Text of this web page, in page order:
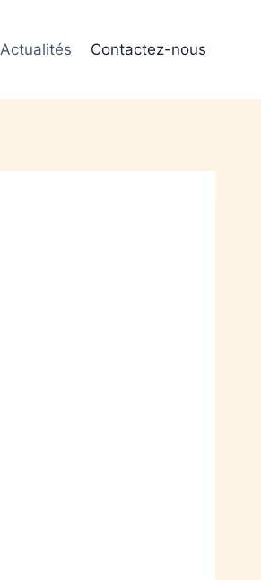
Actualités Contactez-nous